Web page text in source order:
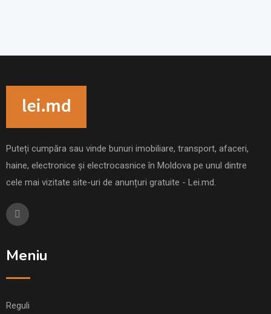
Puteți cumpăra sau vinde bunuri imobiliare, transport, afaceri,
haine, electronice și electrocasnice în Moldova pe unul dintre
cele mai vizitate site-uri de anunțuri gratuite - Lei.md.
Meniu
Reguli